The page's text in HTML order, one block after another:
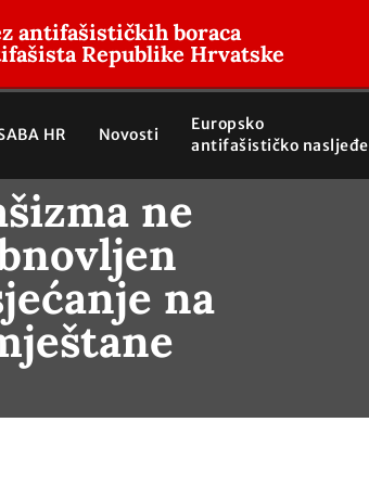
antifašističkih boraca
Republike Hrvatske
HR Novosti
Europsko
antifašističko nasljeđe
ne
na